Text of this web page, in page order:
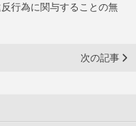
行為に関与することの無
次の記事